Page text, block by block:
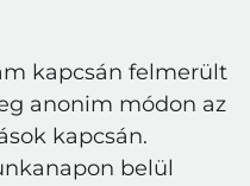
kapcsán felmerült
anonim módon az
kapcsán.
belül